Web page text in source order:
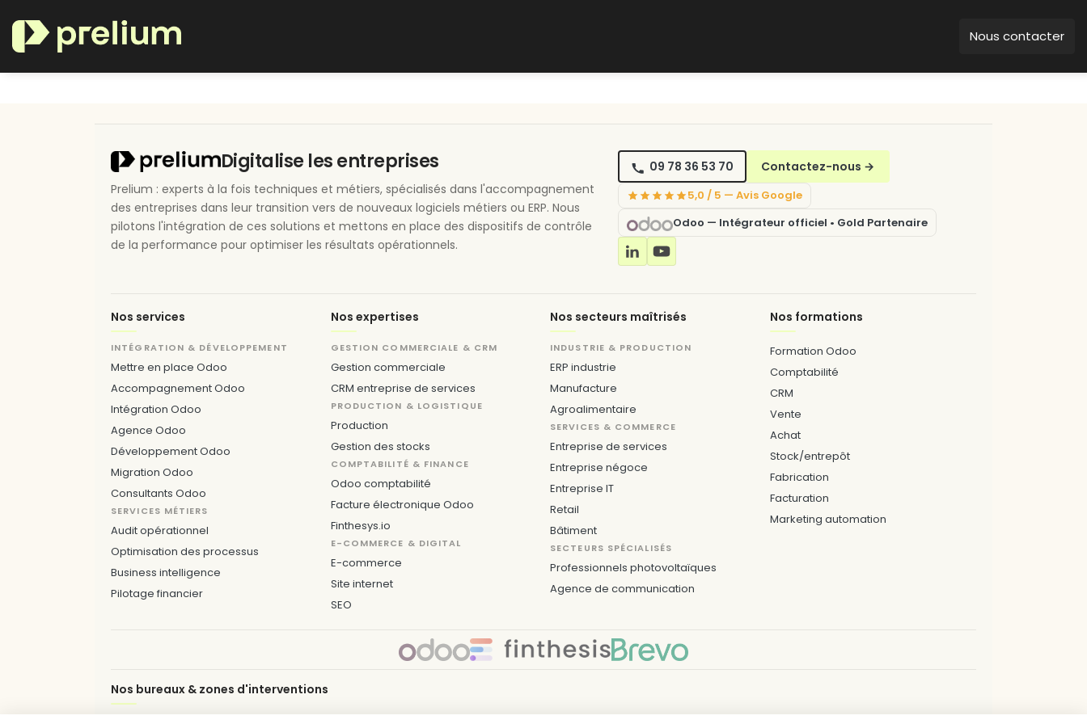
Nous contacter
Digitalise les entreprises
Prelium : experts à la fois techniques et métiers, spécialisés dans l'accompagnement
des entreprises dans leur transition vers de nouveaux logiciels métiers ou ERP. Nous
pilotons l'intégration de ces solutions et mettons en place des dispositifs de contrôle
de la performance pour optimiser les résultats opérationnels.
09 78 36 53 70 Contactez-nous →
5,0 / 5 — Avis Google
Odoo — Intégrateur officiel • Gold Partenaire
Nos services
INTÉGRATION & DÉVELOPPEMENT
Mettre en place Odoo
Accompagnement Odoo
Intégration Odoo
Agence Odoo
Développement Odoo
Migration Odoo
Consultants Odoo
SERVICES MÉTIERS
Audit opérationnel
Optimisation des processus
Business intelligence
Pilotage financier
Nos expertises
GESTION COMMERCIALE & CRM
Gestion commerciale
CRM entreprise de services
PRODUCTION & LOGISTIQUE
Production
Gestion des stocks
COMPTABILITÉ & FINANCE
Odoo comptabilité
Facture électronique Odoo
Finthesys.io
E-COMMERCE & DIGITAL
E-commerce
Site internet
SEO
Nos secteurs maîtrisés
INDUSTRIE & PRODUCTION
ERP industrie
Manufacture
Agroalimentaire
SERVICES & COMMERCE
Entreprise de services
Entreprise négoce
Entreprise IT
Retail
Bâtiment
SECTEURS SPÉCIALISÉS
Professionnels photovoltaïques
Agence de communication
Nos formations
Formation Odoo
Comptabilité
CRM
Vente
Achat
Stock/entrepôt
Fabrication
Facturation
Marketing automation
Nos bureaux & zones d'interventions